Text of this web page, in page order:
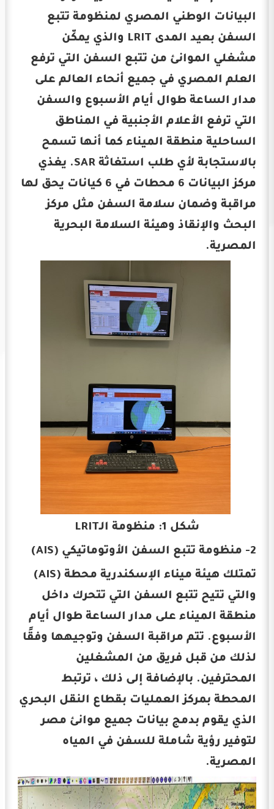
البيانات الوطني المصري لمنظومة تتبع
السفن بعيد المدى LRIT والذي يمكّن
مشغلي الموانئ من تتبع السفن التي ترفع
العلم المصري في جميع أنحاء العالم على
مدار الساعة طوال أيام الأسبوع والسفن
التي ترفع الأعلام الأجنبية في المناطق
الساحلية منطقة الميناء كما أنها تسمح
بالاستجابة لأي طلب استغاثة SAR. يغذي
مركز البيانات 6 محطات في 6 كيانات يحق لها
مراقبة وضمان سلامة السفن مثل مركز
البحث والإنقاذ وهيئة السلامة البحرية
المصرية.
شكل 1: منظومة الـLRIT
2- منظومة تتبع السفن الأوتوماتيكي (AIS)
تمتلك هيئة ميناء الإسكندرية محطة (AIS)
والتي تتيح تتبع السفن التي تتحرك داخل
منطقة الميناء على مدار الساعة طوال أيام
الأسبوع. تتم مراقبة السفن وتوجيهها وفقًا
لذلك من قبل فريق من المشغلين
المحترفين. بالإضافة إلى ذلك ، ترتبط
المحطة بمركز العمليات بقطاع النقل البحري
الذي يقوم بدمج بيانات جميع موانئ مصر
لتوفير رؤية شاملة للسفن في المياه
المصرية.